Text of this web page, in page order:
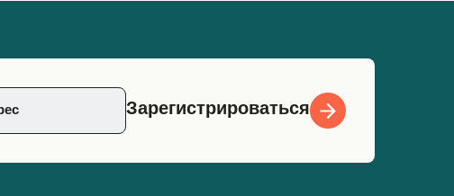
Зарегистрироваться